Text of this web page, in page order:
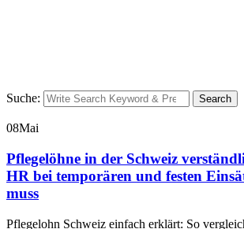
Suche: Search
08Mai
Pflegelöhne in der Schweiz
HR bei temporären und festen
muss
Pflegelohn Schweiz einfach erklärt: So